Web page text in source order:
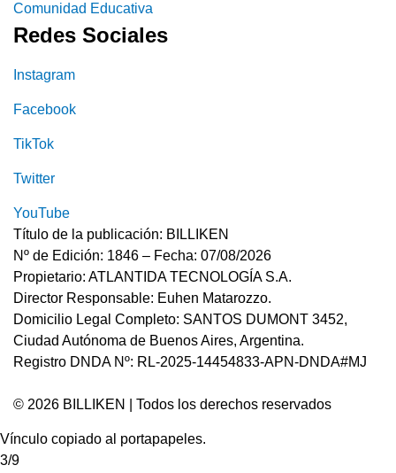
Comunidad Educativa
Redes Sociales
Instagram
Facebook
TikTok
Twitter
YouTube
Título de la publicación: BILLIKEN
Nº de Edición: 1846 – Fecha: 07/08/2026
Propietario: ATLANTIDA TECNOLOGÍA S.A.
Director Responsable: Euhen Matarozzo.
Domicilio Legal Completo: SANTOS DUMONT 3452,
Ciudad Autónoma de Buenos Aires, Argentina.
Registro DNDA Nº: RL-2025-14454833-APN-DNDA#MJ
© 2026 BILLIKEN | Todos los derechos reservados
Vínculo copiado al portapapeles.
3/9